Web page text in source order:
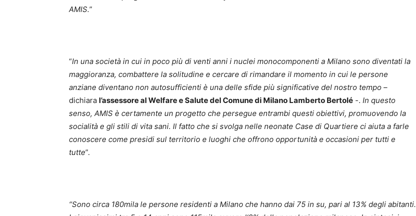
AMIS.”
“In una società in cui in poco più di venti anni i nuclei monocomponenti a Milano sono diventati la
maggioranza, combattere la solitudine e cercare di rimandare il momento in cui le persone
anziane diventano non autosufficienti è una delle sfide più significative del nostro tempo –
dichiara l’assessore al Welfare e Salute del Comune di Milano Lamberto Bertolé -. In questo
senso, AMIS è certamente un progetto che persegue entrambi questi obiettivi, promuovendo la
socialità e gli stili di vita sani. Il fatto che si svolga nelle neonate Case di Quartiere ci aiuta a farle
conoscere come presidi sul territorio e luoghi che offrono opportunità e occasioni per tutti e
tutte”.
“Sono circa 180mila le persone residenti a Milano che hanno dai 75 in su, pari al 13% degli abitanti.